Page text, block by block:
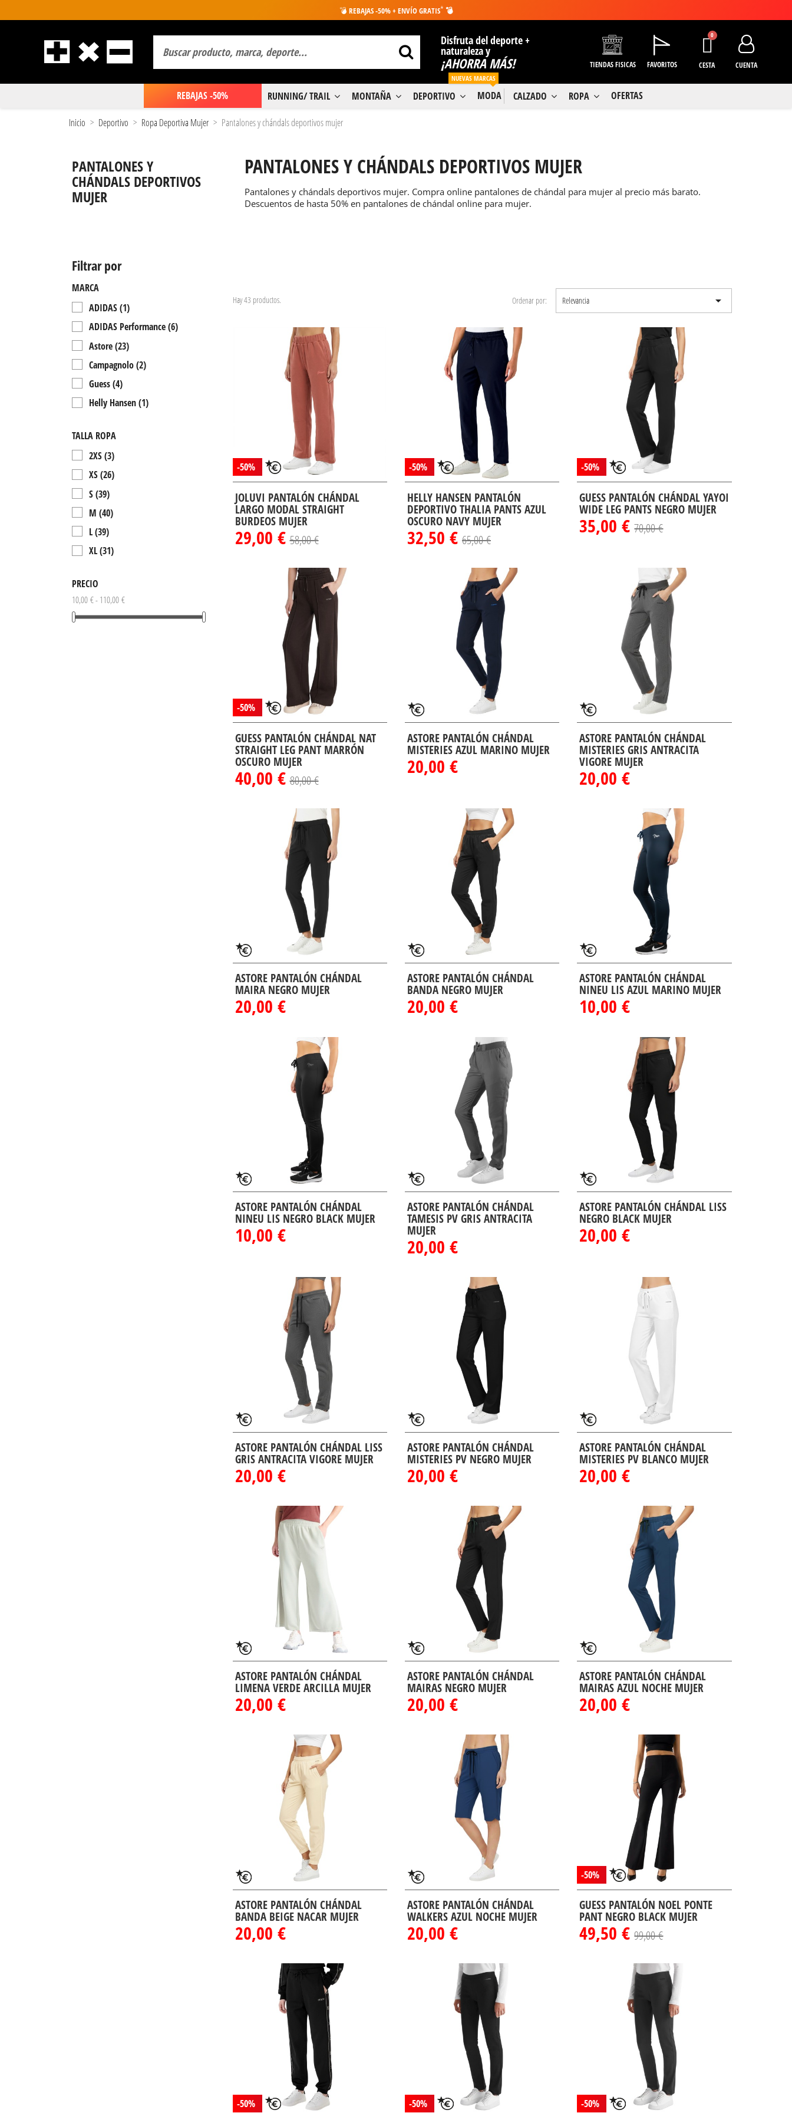
💣 REBAJAS -50% + ENVÍO GRATIS* 💣
Disfruta del deporte +
naturaleza y
¡AHORRA MÁS! TIENDAS FISICAS FAVORITOS CESTA CUENTA
REBAJAS -50% RUNNING/ TRAIL MONTAÑA DEPORTIVO MODA
NUEVAS MARCAS
CALZADO ROPA OFERTAS
Inicio Deportivo Ropa Deportiva Mujer Pantalones y chándals deportivos mujer
PANTALONES Y
CHÁNDALS DEPORTIVOS
MUJER
Filtrar por
MARCA
ADIDAS(1)
ADIDAS Performance(6)
Astore(23)
Campagnolo(2)
Guess(4)
Helly Hansen(1)
Puma(4)
Ternua
TALLA ROPA
2XS(3)
XS(26)
S(39)
M (40)
L(39)
XL(31)
3XL
PRECIO
10,00 € - 110,00 €
PANTALONES Y CHÁNDALS DEPORTIVOS MUJER
Pantalones y chándals deportivos mujer. Compra online pantalones de chándal para mujer al precio más barato.
Descuentos de hasta 50% en pantalones de chándal online para mujer.
Hay 43 productos. Ordenar por: Relevancia 
-50%
JOLUVI PANTALÓN CHÁNDAL
LARGO MODAL STRAIGHT
BURDEOS MUJER
29,00 €58,00 €
-50%
HELLY HANSEN PANTALÓN
DEPORTIVO THALIA PANTS AZUL
OSCURO NAVY MUJER
32,50 € 65,00 €
-50%
GUESS PANTALÓN CHÁNDAL YAYOI
WIDE LEG PANTS NEGRO MUJER
35,00 €70,00 €
-50%
GUESS PANTALÓN CHÁNDAL NAT
STRAIGHT LEG PANT MARRÓN
OSCURO MUJER
40,00 €80,00 €
ASTORE PANTALÓN CHÁNDAL
MISTERIES AZUL MARINO MUJER
20,00 €
ASTORE PANTALÓN CHÁNDAL
MISTERIES GRIS ANTRACITA
VIGORE MUJER
20,00 €
ASTORE PANTALÓN CHÁNDAL
MAIRA NEGRO MUJER
20,00 €
ASTORE PANTALÓN CHÁNDAL
BANDA NEGRO MUJER
20,00 €
ASTORE PANTALÓN CHÁNDAL
NINEU LIS AZUL MARINO MUJER
10,00 €
ASTORE PANTALÓN CHÁNDAL
NINEU LIS NEGRO BLACK MUJER
10,00 €
ASTORE PANTALÓN CHÁNDAL
TAMESIS PV GRIS ANTRACITA
MUJER
20,00 €
ASTORE PANTALÓN CHÁNDAL LISS
NEGRO BLACK MUJER
20,00 €
ASTORE PANTALÓN CHÁNDAL LISS
GRIS ANTRACITA VIGORE MUJER
20,00 €
ASTORE PANTALÓN CHÁNDAL
MISTERIES PV NEGRO MUJER
20,00 €
ASTORE PANTALÓN CHÁNDAL
MISTERIES PV BLANCO MUJER
20,00 €
ASTORE PANTALÓN CHÁNDAL
LIMENA VERDE ARCILLA MUJER
20,00 €
ASTORE PANTALÓN CHÁNDAL
MAIRAS NEGRO MUJER
20,00 €
ASTORE PANTALÓN CHÁNDAL
MAIRAS AZUL NOCHE MUJER
20,00 €
ASTORE PANTALÓN CHÁNDAL
BANDA BEIGE NACAR MUJER
20,00 €
ASTORE PANTALÓN CHÁNDAL
WALKERS AZUL NOCHE MUJER
20,00 €
-50%
GUESS PANTALÓN NOEL PONTE
PANT NEGRO BLACK MUJER
49,50 €99,00 €
-50% -50% -50%